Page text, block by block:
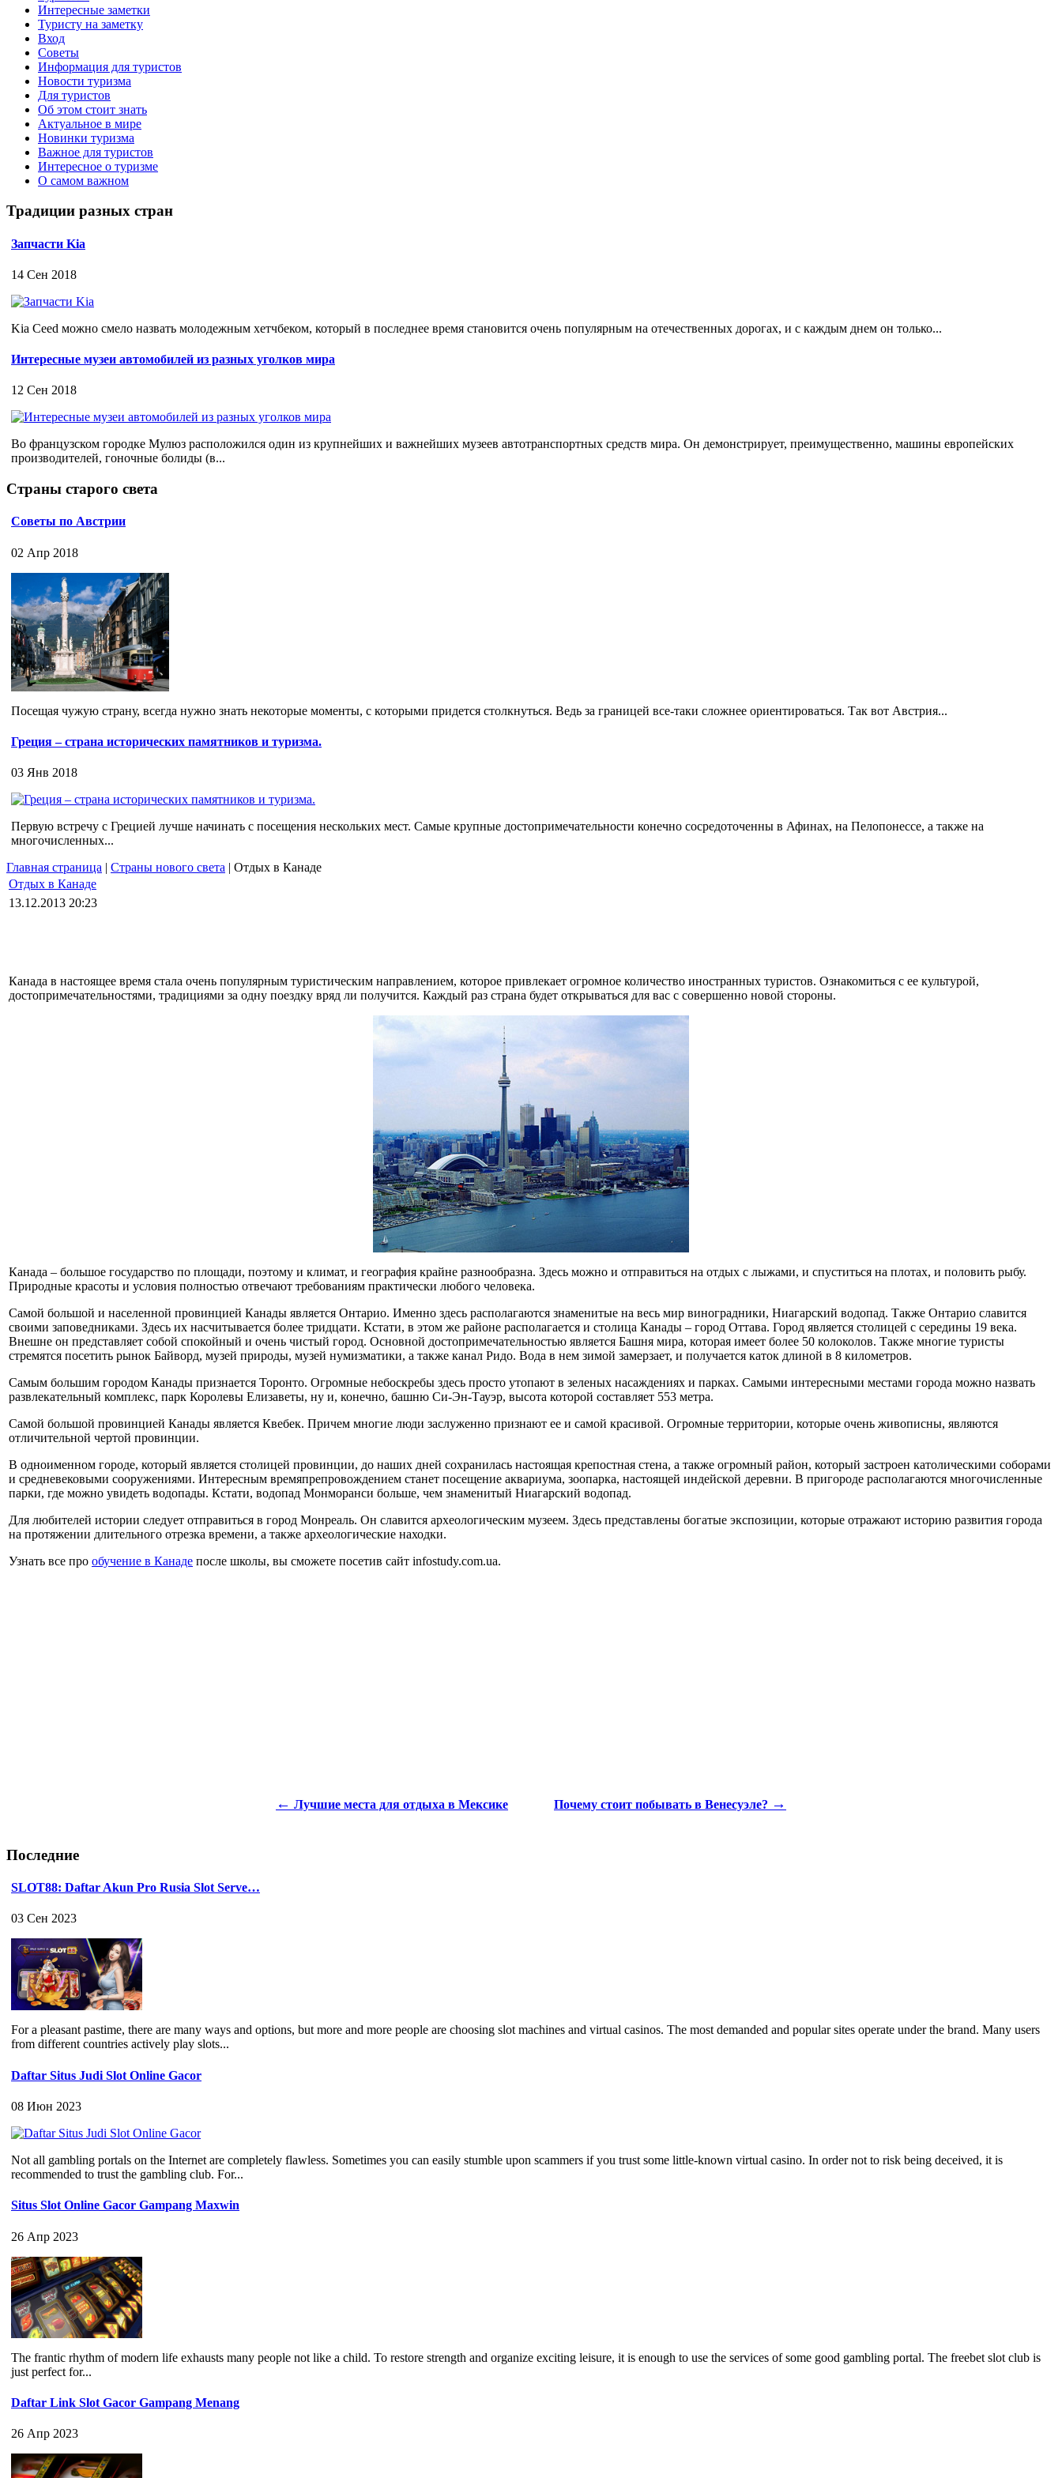
Интересные заметки
Туристу на заметку
Вход
Советы
Информация для туристов
Новости туризма
Для туристов
Об этом стоит знать
Актуальное в мире
Новинки туризма
Важное для туристов
Интересное о туризме
О самом важном
Традиции разных стран
Запчасти Kia
14 Сен 2018
Kia Ceed можно смело назвать молодежным хетчбеком, который в последнее время становится очень популярным на отечественных дорогах, и с каждым днем он только...
Интересные музеи автомобилей из разных уголков мира
12 Сен 2018
Во французском городке Мулюз расположился один из крупнейших и важнейших музеев автотранспортных средств мира. Он демонстрирует, преимущественно, машины европейских
производителей, гоночные болиды (в...
Страны старого света
Советы по Австрии
02 Апр 2018
Посещая чужую страну, всегда нужно знать некоторые моменты, с которыми придется столкнуться. Ведь за границей все-таки сложнее ориентироваться. Так вот Австрия...
Греция – страна исторических памятников и туризма.
03 Янв 2018
Первую встречу с Грецией лучше начинать с посещения нескольких мест. Самые крупные достопримечательности конечно сосредоточенны в Афинах, на Пелопонессе, а также на
многочисленных...
Главная страница | Страны нового света | Отдых в Канаде
Отдых в Канаде
13.12.2013 20:23
Канада в настоящее время стала очень популярным туристическим направлением, которое привлекает огромное количество иностранных туристов. Ознакомиться с ее культурой,
достопримечательностями, традициями за одну поездку вряд ли получится. Каждый раз страна будет открываться для вас с совершенно новой стороны.
Канада – большое государство по площади, поэтому и климат, и география крайне разнообразна. Здесь можно и отправиться на отдых с лыжами, и спуститься на плотах, и половить рыбу.
Природные красоты и условия полностью отвечают требованиям практически любого человека.
Самой большой и населенной провинцией Канады является Онтарио. Именно здесь располагаются знаменитые на весь мир виноградники, Ниагарский водопад. Также Онтарио славится
своими заповедниками. Здесь их насчитывается более тридцати. Кстати, в этом же районе располагается и столица Канады – город Оттава. Город является столицей с середины 19 века.
Внешне он представляет собой спокойный и очень чистый город. Основной достопримечательностью является Башня мира, которая имеет более 50 колоколов. Также многие туристы
стремятся посетить рынок Байворд, музей природы, музей нумизматики, а также канал Ридо. Вода в нем зимой замерзает, и получается каток длиной в 8 километров.
Самым большим городом Канады признается Торонто. Огромные небоскребы здесь просто утопают в зеленых насаждениях и парках. Самыми интересными местами города можно назвать
развлекательный комплекс, парк Королевы Елизаветы, ну и, конечно, башню Си-Эн-Тауэр, высота которой составляет 553 метра.
Самой большой провинцией Канады является Квебек. Причем многие люди заслуженно признают ее и самой красивой. Огромные территории, которые очень живописны, являются
отличительной чертой провинции.
В одноименном городе, который является столицей провинции, до наших дней сохранилась настоящая крепостная стена, а также огромный район, который застроен католическими соборами
и средневековыми сооружениями. Интересным времяпрепровождением станет посещение аквариума, зоопарка, настоящей индейской деревни. В пригороде располагаются многочисленные
парки, где можно увидеть водопады. Кстати, водопад Монморанси больше, чем знаменитый Ниагарский водопад.
Для любителей истории следует отправиться в город Монреаль. Он славится археологическим музеем. Здесь представлены богатые экспозиции, которые отражают историю развития города
на протяжении длительного отрезка времени, а также археологические находки.
Узнать все про обучение в Канаде после школы, вы сможете посетив сайт infostudy.com.ua.
← Лучшие места для отдыха в Мексике Почему стоит побывать в Венесуэле? →
Последние
SLOT88: Daftar Akun Pro Rusia Slot Serve…
03 Сен 2023
For a pleasant pastime, there are many ways and options, but more and more people are choosing slot machines and virtual casinos. The most demanded and popular sites operate under the brand. Many users
from different countries actively play slots...
Daftar Situs Judi Slot Online Gacor
08 Июн 2023
Not all gambling portals on the Internet are completely flawless. Sometimes you can easily stumble upon scammers if you trust some little-known virtual casino. In order not to risk being deceived, it is
recommended to trust the gambling club. For...
Situs Slot Online Gacor Gampang Maxwin
26 Апр 2023
The frantic rhythm of modern life exhausts many people not like a child. To restore strength and organize exciting leisure, it is enough to use the services of some good gambling portal. The freebet slot club is
just perfect for...
Daftar Link Slot Gacor Gampang Menang
26 Апр 2023